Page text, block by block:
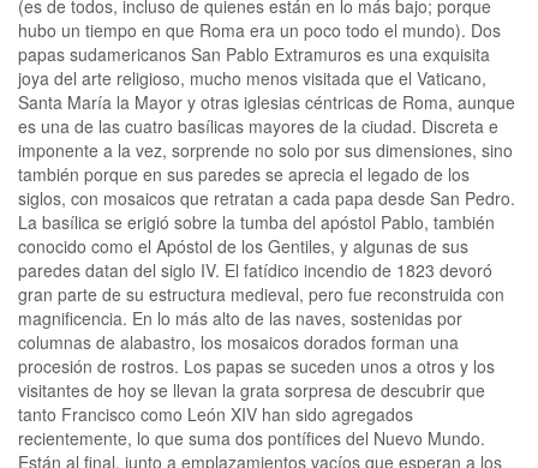
(es de todos, incluso de quienes están en lo más bajo; porque
hubo un tiempo en que Roma era un poco todo el mundo). Dos
papas sudamericanos San Pablo Extramuros es una exquisita
joya del arte religioso, mucho menos visitada que el Vaticano,
Santa María la Mayor y otras iglesias céntricas de Roma, aunque
es una de las cuatro basílicas mayores de la ciudad. Discreta e
imponente a la vez, sorprende no solo por sus dimensiones, sino
también porque en sus paredes se aprecia el legado de los
siglos, con mosaicos que retratan a cada papa desde San Pedro.
La basílica se erigió sobre la tumba del apóstol Pablo, también
conocido como el Apóstol de los Gentiles, y algunas de sus
paredes datan del siglo IV. El fatídico incendio de 1823 devoró
gran parte de su estructura medieval, pero fue reconstruida con
magnificencia. En lo más alto de las naves, sostenidas por
columnas de alabastro, los mosaicos dorados forman una
procesión de rostros. Los papas se suceden unos a otros y los
visitantes de hoy se llevan la grata sorpresa de descubrir que
tanto Francisco como León XIV han sido agregados
recientemente, lo que suma dos pontífices del Nuevo Mundo.
Están al final, junto a emplazamientos vacíos que esperan a los